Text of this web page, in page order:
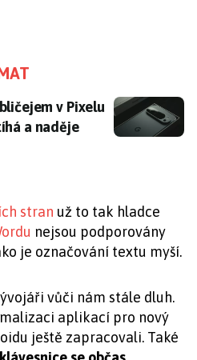
v Pixelu 11 nebude.
v Pixelu
a naděje
stran už to tak hladce
nejsou podporovány
je označování textu myší.
vůči nám stále dluh.
aplikací pro nový
ještě zapracovali. Také